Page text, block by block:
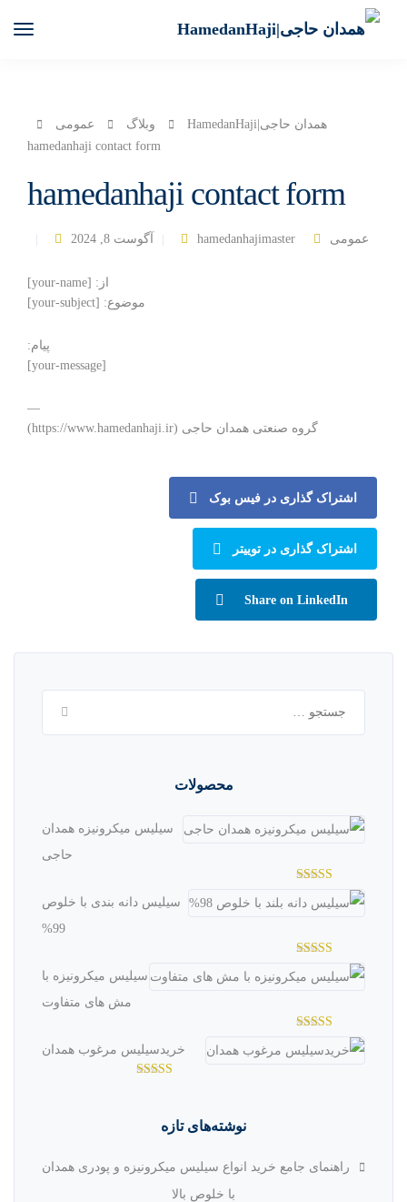
همدان حاجی|HamedanHaji وبلاگ
عمومی
hamedanhaji contact form
hamedanhaji contact form
آگوست 8, 2024 hamedanhajimaster عمومی
از: [your-name]
موضوع: [your-subject]
پیام:
[your-message]
—
گروه صنعتی همدان حاجی (https://www.hamedanhaji.ir)
اشتراک گذاری در فیس بوک
اشتراک گذاری در توییتر
Share on LinkedIn
برای:
محصولات
سیلیس میکرونیزه همدان
حاجی
3.04 از
سیلیس دانه بندی با خلوص
99%
2.98 از
سیلیس میکرونیزه با
مش های متفاوت
2.97از
خریدسیلیس مرغوب همدان
نوشته‌های تازه
راهنمای جامع خرید انواع سیلیس میکرونیزه و پودری همدان
با خلوص بالا